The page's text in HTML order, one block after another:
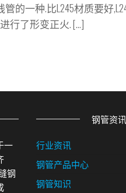
的一种.比L245材质要好
行了形变正火. […]
一
钢
钢管资
行业资讯
钢管产品中心
钢管知识